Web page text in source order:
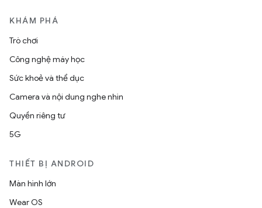
KHÁM PHÁ
Trò chơi
Công nghệ máy học
Sức khoẻ và thể dục
Camera và nội dung nghe nhìn
Quyền riêng tư
5G
THIẾT BỊ ANDROID
Màn hình lớn
Wear OS